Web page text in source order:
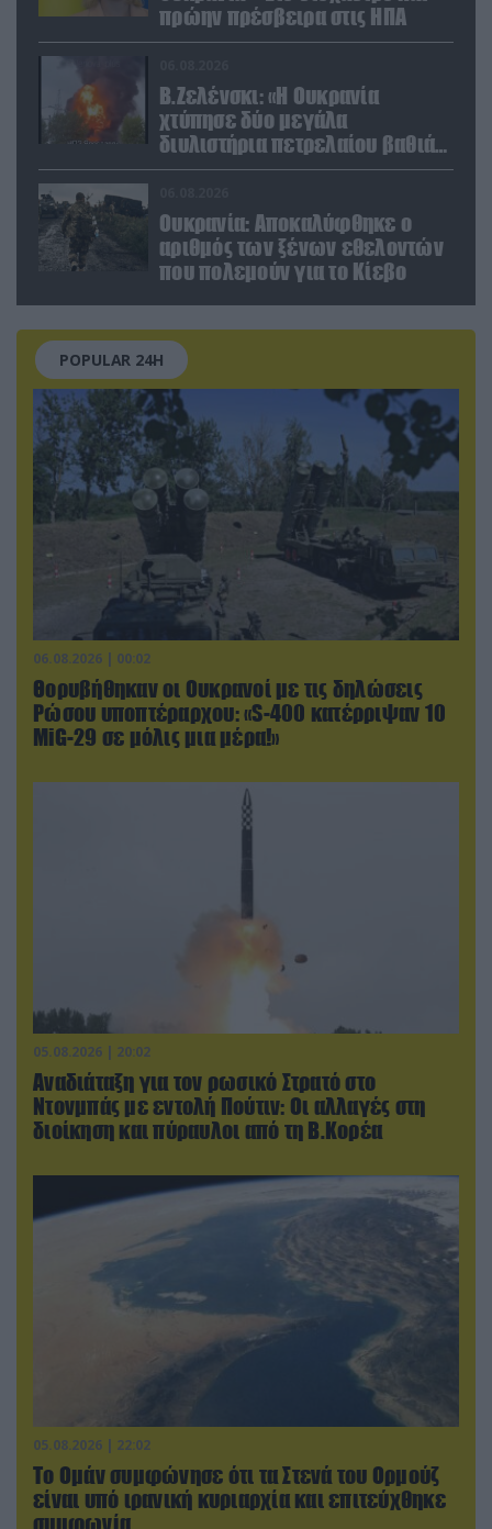
πρώην πρέσβειρα στις ΗΠΑ
Β.Ζελένσκι: «Η Ουκρανία
χτύπησε δύο μεγάλα
διυλιστήρια πετρελαίου βαθιά
στη Ρωσία» (βίντεο)
Ουκρανία: Αποκαλύφθηκε ο
αριθμός των ξένων εθελοντών
που πολεμούν για το Κίεβο
POPULAR 24H
06.08.2026 | 00:02
Θορυβήθηκαν οι Ουκρανοί με τις δηλώσεις
Ρώσου υποπτέραρχου: «S-400 κατέρριψαν 10
MiG-29 σε μόλις μια μέρα!»
05.08.2026 | 20:02
Αναδιάταξη για τον ρωσικό Στρατό στο
Ντονμπάς με εντολή Πούτιν: Οι αλλαγές στη
διοίκηση και πύραυλοι από τη Β.Κορέα
05.08.2026 | 22:02
Το Ομάν συμφώνησε ότι τα Στενά του Ορμούζ
είναι υπό ιρανική κυριαρχία και επιτεύχθηκε
συμφωνία